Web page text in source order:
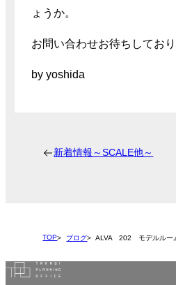
ょうか。
お問い合わせお待ちしており
by yoshida
新着情報～SCALE他～
TOP ブログ ALVA 202 モデルルー